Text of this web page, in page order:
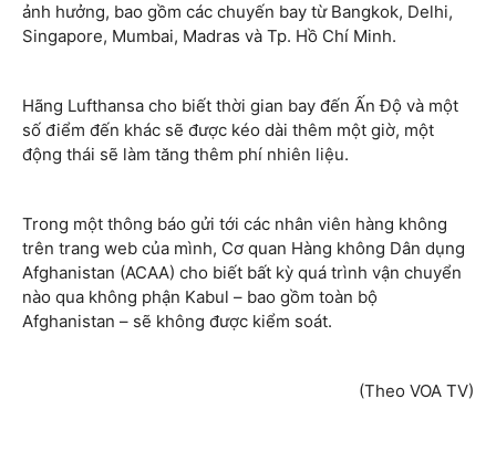
ảnh hưởng, bao gồm các chuyến bay từ Bangkok, Delhi,
Singapore, Mumbai, Madras và Tp. Hồ Chí Minh.
Hãng Lufthansa cho biết thời gian bay đến Ấn Độ và một
số điểm đến khác sẽ được kéo dài thêm một giờ, một
động thái sẽ làm tăng thêm phí nhiên liệu.
Trong một thông báo gửi tới các nhân viên hàng không
trên trang web của mình, Cơ quan Hàng không Dân dụng
Afghanistan (ACAA) cho biết bất kỳ quá trình vận chuyển
nào qua không phận Kabul – bao gồm toàn bộ
Afghanistan – sẽ không được kiểm soát.
(Theo VOA TV)